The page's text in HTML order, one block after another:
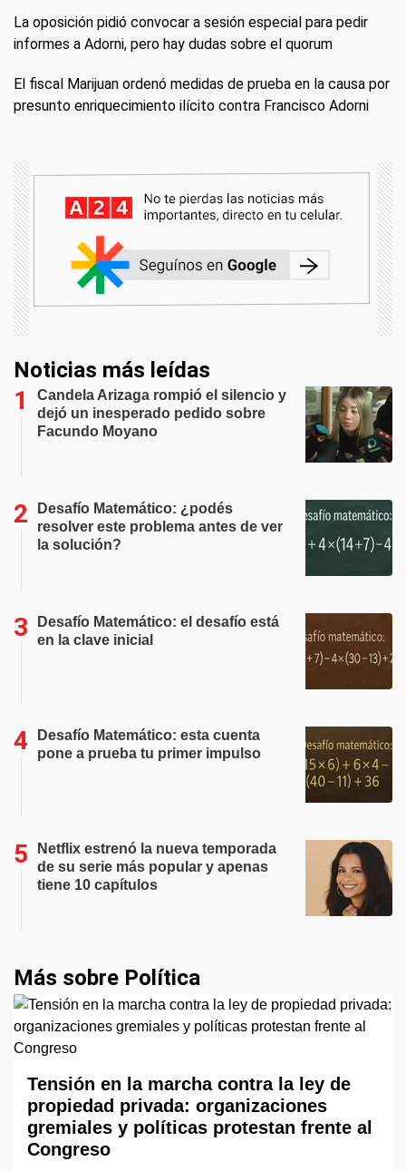
La oposición pidió convocar a sesión especial para pedir
informes a Adorni, pero hay dudas sobre el quorum
El fiscal Marijuan ordenó medidas de prueba en la causa por
presunto enriquecimiento ilícito contra Francisco Adorni
Noticias más leídas
Candela Arizaga rompió el silencio y
dejó un inesperado pedido sobre
Facundo Moyano
Desafío Matemático: ¿podés
resolver este problema antes de ver
la solución?
Desafío Matemático: el desafío está
en la clave inicial
Desafío Matemático: esta cuenta
pone a prueba tu primer impulso
Netflix estrenó la nueva temporada
de su serie más popular y apenas
tiene 10 capítulos
Más sobre Política
Tensión en la marcha contra la ley de
propiedad privada: organizaciones
gremiales y políticas protestan frente al
Congreso